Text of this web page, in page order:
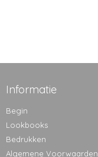
Informatie
Begin
Lookbooks
Bedrukken
Algemene Voorwaarden